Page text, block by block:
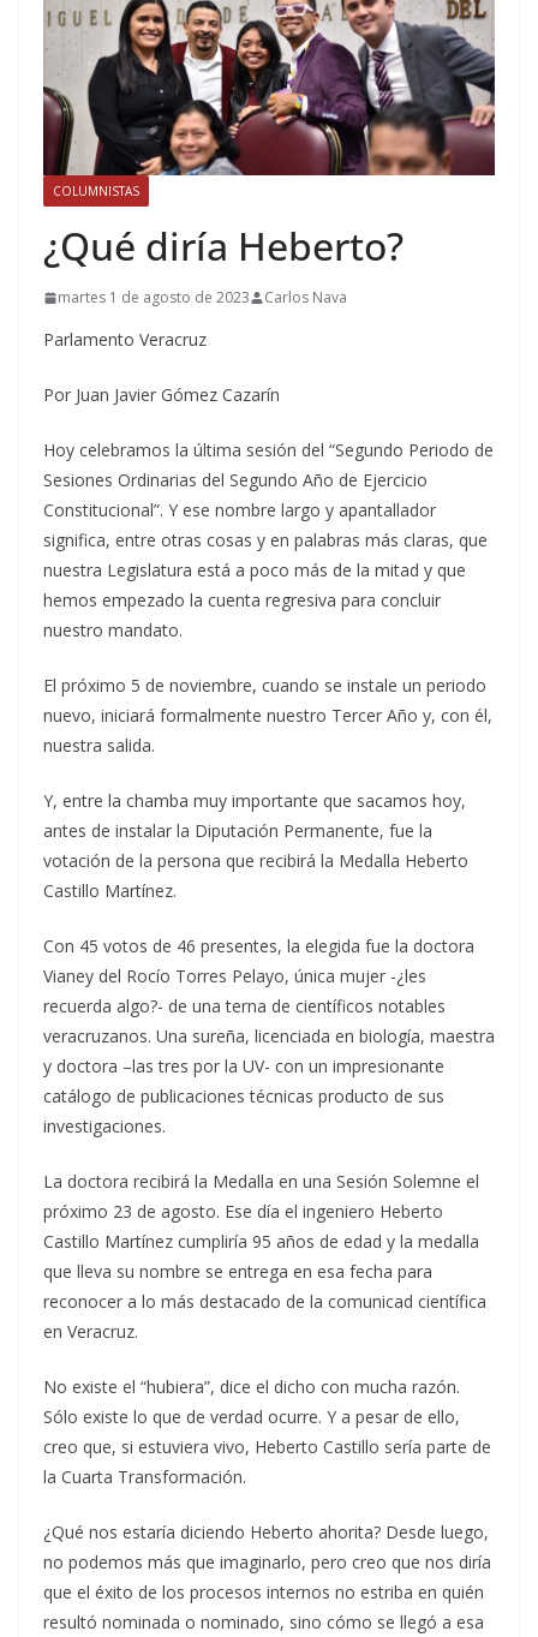
COLUMNISTAS
¿Qué diría Heberto?
martes 1 de agosto de 2023 Carlos Nava
Parlamento Veracruz
Por Juan Javier Gómez Cazarín
Hoy celebramos la última sesión del “Segundo Periodo de
Sesiones Ordinarias del Segundo Año de Ejercicio
Constitucional”. Y ese nombre largo y apantallador
significa, entre otras cosas y en palabras más claras, que
nuestra Legislatura está a poco más de la mitad y que
hemos empezado la cuenta regresiva para concluir
nuestro mandato.
El próximo 5 de noviembre, cuando se instale un periodo
nuevo, iniciará formalmente nuestro Tercer Año y, con él,
nuestra salida.
Y, entre la chamba muy importante que sacamos hoy,
antes de instalar la Diputación Permanente, fue la
votación de la persona que recibirá la Medalla Heberto
Castillo Martínez.
Con 45 votos de 46 presentes, la elegida fue la doctora
Vianey del Rocío Torres Pelayo, única mujer -¿les
recuerda algo?- de una terna de científicos notables
veracruzanos. Una sureña, licenciada en biología, maestra
y doctora –las tres por la UV- con un impresionante
catálogo de publicaciones técnicas producto de sus
investigaciones.
La doctora recibirá la Medalla en una Sesión Solemne el
próximo 23 de agosto. Ese día el ingeniero Heberto
Castillo Martínez cumpliría 95 años de edad y la medalla
que lleva su nombre se entrega en esa fecha para
reconocer a lo más destacado de la comunicad científica
en Veracruz.
No existe el “hubiera”, dice el dicho con mucha razón.
Sólo existe lo que de verdad ocurre. Y a pesar de ello,
creo que, si estuviera vivo, Heberto Castillo sería parte de
la Cuarta Transformación.
¿Qué nos estaría diciendo Heberto ahorita? Desde luego,
no podemos más que imaginarlo, pero creo que nos diría
que el éxito de los procesos internos no estriba en quién
resultó nominada o nominado, sino cómo se llegó a esa